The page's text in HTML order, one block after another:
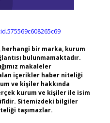
bir marka, kurum
bulunmamaktadır.
makaleler
içerikler haber niteliği
ve kişiler hakkında
kurum ve kişiler ile isim
Sitemizdeki bilgiler
taşımazlar.